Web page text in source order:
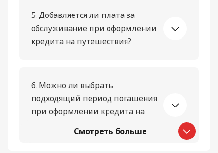
5. Добавляется ли плата за
обслуживание при оформлении
кредита на путешествия?
6. Можно ли выбрать
подходящий период погашения
при оформлении кредита на
Смотреть больше